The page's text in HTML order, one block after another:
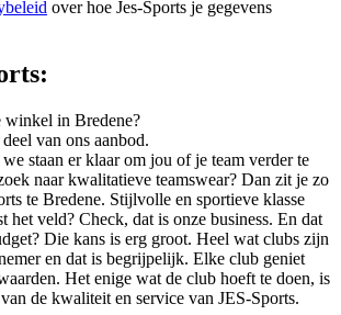
over hoe Jes-Sports je gegevens
winkel in Bredene?
van ons aanbod.
staan er klaar om jou of je team verder te
naar kwalitatieve teamswear? Dan zit je zo
te Bredene. Stijlvolle en sportieve klasse
het veld? Check, dat is onze business. En dat
Die kans is erg groot. Heel wat clubs zijn
en dat is begrijpelijk. Elke club geniet
Het enige wat de club hoeft te doen, is
de kwaliteit en service van JES-Sports.